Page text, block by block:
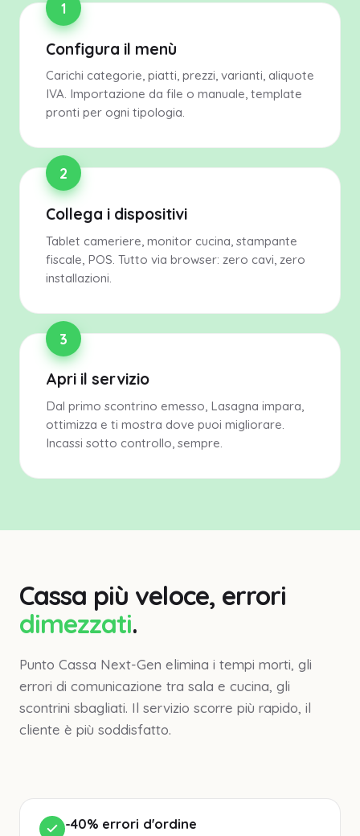
1
Configura il menù
Carichi categorie, piatti, prezzi, varianti, aliquote
IVA. Importazione da file o manuale, template
pronti per ogni tipologia.
2
Collega i dispositivi
Tablet cameriere, monitor cucina, stampante
fiscale, POS. Tutto via browser: zero cavi, zero
installazioni.
3
Apri il servizio
Dal primo scontrino emesso, Lasagna impara,
ottimizza e ti mostra dove puoi migliorare.
Incassi sotto controllo, sempre.
Cassa più veloce, errori
dimezzati.
Punto Cassa Next-Gen elimina i tempi morti, gli
errori di comunicazione tra sala e cucina, gli
scontrini sbagliati. Il servizio scorre più rapido, il
cliente è più soddisfatto.
-40% errori d'ordine